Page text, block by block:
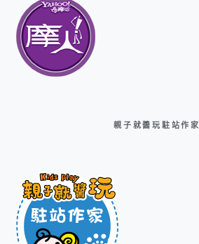
親子就醬玩駐站作家